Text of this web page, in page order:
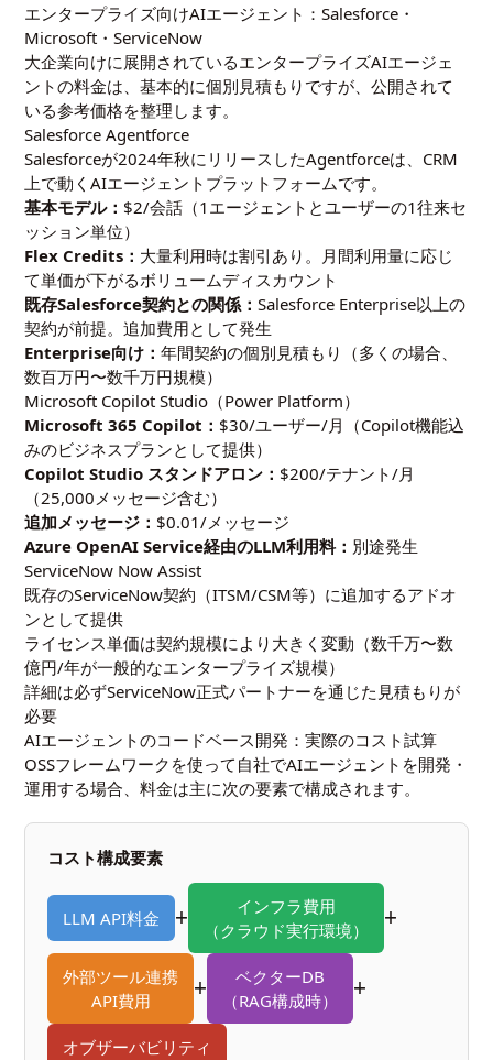
エンタープライズ向けAIエージェント：Salesforce・
Microsoft・ServiceNow
大企業向けに展開されているエンタープライズAIエージェ
ントの料金は、基本的に個別見積もりですが、公開されて
いる参考価格を整理します。
Salesforce Agentforce
Salesforceが2024年秋にリリースしたAgentforceは、CRM
上で動くAIエージェントプラットフォームです。
基本モデル： $2/会話（1エージェントとユーザーの1往来セ
ッション単位）
Flex Credits： 大量利用時は割引あり。月間利用量に応じ
て単価が下がるボリュームディスカウント
既存Salesforce契約との関係：Salesforce Enterprise以上の
契約が前提。追加費用として発生
Enterprise向け：年間契約の個別見積もり（多くの場合、
数百万円〜数千万円規模）
Microsoft Copilot Studio（Power Platform）
Microsoft 365 Copilot： $30/ユーザー/月（Copilot機能込
みのビジネスプランとして提供）
Copilot Studio スタンドアロン： $200/テナント/月
（25,000メッセージ含む）
追加メッセージ： $0.01/メッセージ
Azure OpenAI Service経由のLLM利用料： 別途発生
ServiceNow Now Assist
既存のServiceNow契約（ITSM/CSM等）に追加するアドオ
ンとして提供
ライセンス単価は契約規模により大きく変動（数千万〜数
億円/年が一般的なエンタープライズ規模）
詳細は必ずServiceNow正式パートナーを通じた見積もりが
必要
AIエージェントのコードベース開発：実際のコスト試算
OSSフレームワークを使って自社でAIエージェントを開発・
運用する場合、料金は主に次の要素で構成されます。
コスト構成要素
LLM API料金 +
インフラ費用
（クラウド実行環境）
+
外部ツール連携
API費用
+
ベクターDB
（RAG構成時）
+
オブザーバビリティ